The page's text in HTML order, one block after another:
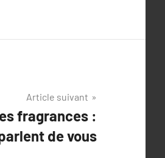
Article suivant
fragrances :
de vous